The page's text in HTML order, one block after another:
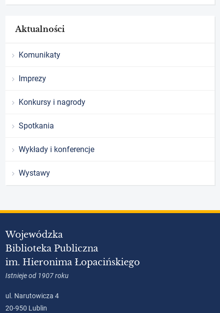
Aktualności
Komunikaty
Imprezy
Konkursy i nagrody
Spotkania
Wykłady i konferencje
Wystawy
Wojewódzka
Biblioteka Publiczna
im. Hieronima Łopacińskiego
Istnieje od 1907 roku
ul. Narutowicza 4
20-950 Lublin